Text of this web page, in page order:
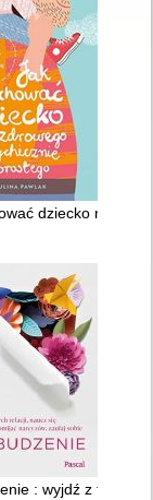
dziecko na
osób o
: wyjdź z